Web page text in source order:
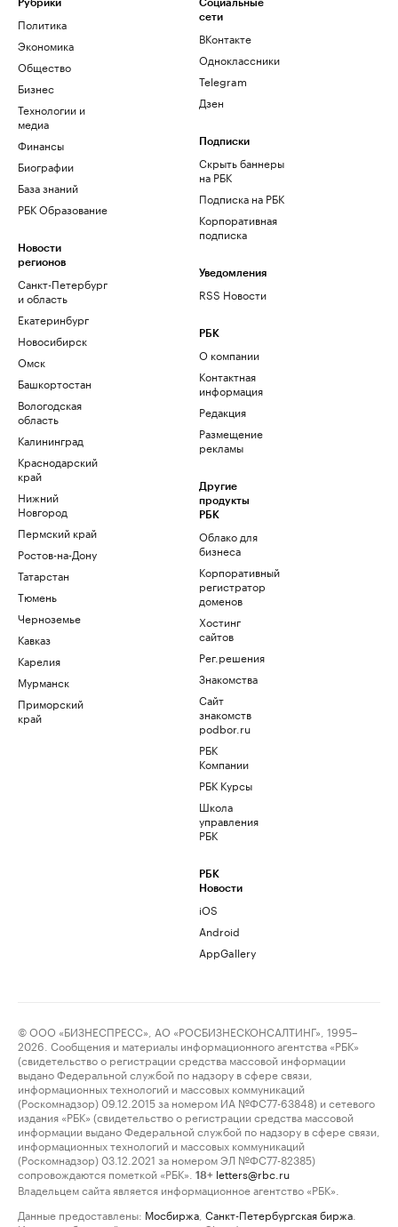
Рубрики
Политика
Экономика
Общество
Бизнес
Технологии и
медиа
Финансы
Биографии
База знаний
РБК Образование
Новости
регионов
Санкт-Петербург
и область
Екатеринбург
Новосибирск
Омск
Башкортостан
Вологодская
область
Калининград
Краснодарский
край
Нижний
Новгород
Пермский край
Ростов-на-Дону
Татарстан
Тюмень
Черноземье
Кавказ
Карелия
Мурманск
Приморский
край
Социальные
сети
ВКонтакте
Одноклассники
Telegram
Дзен
Подписки
Скрыть баннеры
на РБК
Подписка на РБК
Корпоративная
подписка
Уведомления
RSS Новости
РБК
О компании
Контактная
информация
Редакция
Размещение
рекламы
Другие
продукты
РБК
Облако для
бизнеса
Корпоративный
регистратор
доменов
Хостинг
сайтов
Рег.решения
Знакомства
Сайт
знакомств
podbor.ru
РБК
Компании
РБК Курсы
Школа
управления
РБК
РБК
Новости
iOS
Android
AppGallery
© ООО «БИЗНЕСПРЕСС», АО «РОСБИЗНЕСКОНСАЛТИНГ», 1995–
2026. Сообщения и материалы информационного агентства «РБК»
(свидетельство о регистрации средства массовой информации
выдано Федеральной службой по надзору в сфере связи,
информационных технологий и массовых коммуникаций
(Роскомнадзор) 09.12.2015 за номером ИА №ФС77-63848) и сетевого
издания «РБК» (свидетельство о регистрации средства массовой
информации выдано Федеральной службой по надзору в сфере связи,
информационных технологий и массовых коммуникаций
(Роскомнадзор) 03.12.2021 за номером ЭЛ №ФС77-82385)
сопровождаются пометкой «РБК».
18+ letters@rbc.ru
Владельцем сайта является информационное агентство «РБК».
Данные предоставлены: Мосбиржа Санкт-Петербургская биржа